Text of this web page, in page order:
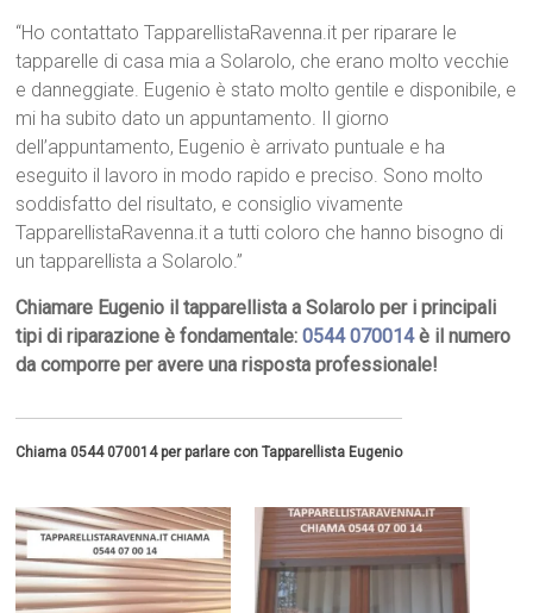
“Ho contattato TapparellistaRavenna.it per riparare le
tapparelle di casa mia a Solarolo, che erano molto vecchie
e danneggiate. Eugenio è stato molto gentile e disponibile, e
mi ha subito dato un appuntamento. Il giorno
dell’appuntamento, Eugenio è arrivato puntuale e ha
eseguito il lavoro in modo rapido e preciso. Sono molto
soddisfatto del risultato, e consiglio vivamente
TapparellistaRavenna.it a tutti coloro che hanno bisogno di
un tapparellista a Solarolo.”
Chiamare Eugenio il tapparellista a Solarolo per i principali
tipi di riparazione è fondamentale:0544 070014è il numero
da comporre per avere una risposta professionale!
Chiama 0544 070014 per parlare con Tapparellista Eugenio